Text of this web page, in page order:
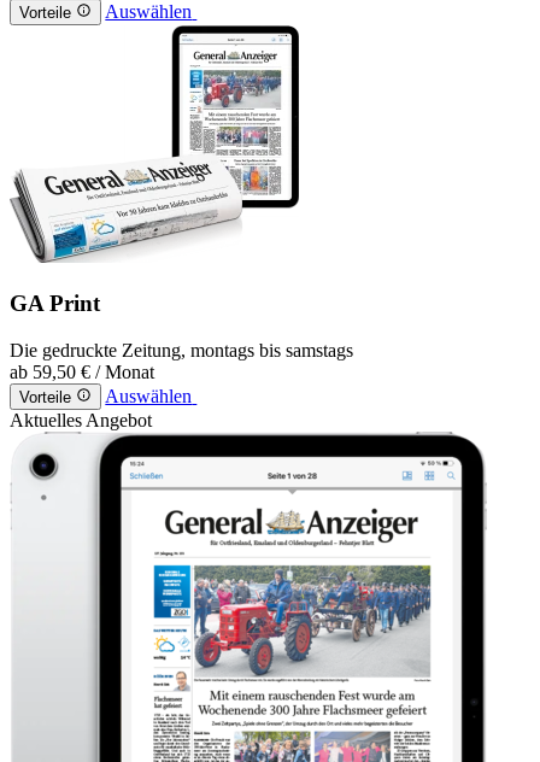
Vorteile Auswählen
GA Print
Die gedruckte Zeitung, montags bis samstags
ab 59,50 € / Monat
Vorteile
Auswählen
Aktuelles Angebot